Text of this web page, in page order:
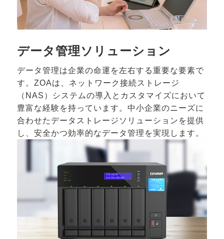
データ管理ソリューション
データ管理は企業の命運を左右する重要な要素で
す。ZOAは、ネットワーク接続ストレージ
（NAS）システムの導入とカスタマイズにおいて
豊富な経験を持っています。中小企業のニーズに
合わせたデータストレージソリューションを提供
し、安全かつ効率的なデータ管理を実現します。